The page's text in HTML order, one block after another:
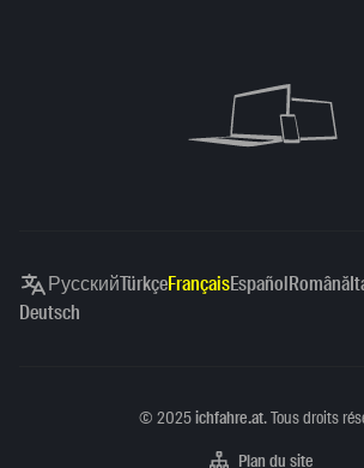
РусскийTürkçeFrançaisEspañolRomână
Deutsch
© 2025ichfahre.at. Tous droits
Plan du site